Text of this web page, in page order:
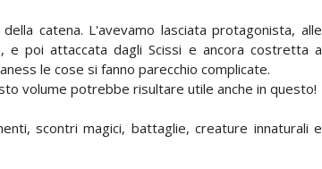
catena. L'avevamo lasciata protagonista, alle
e poi attaccata dagli Scissi e ancora costretta a
le cose si fanno parecchio complicate.
volume potrebbe risultare utile anche in questo!
scontri magici, battaglie, creature innaturali e